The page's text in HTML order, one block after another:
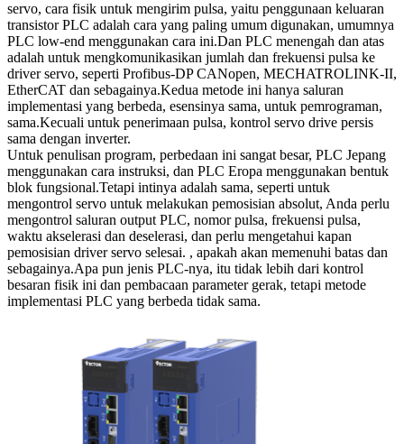
servo, cara fisik untuk mengirim pulsa, yaitu penggunaan keluaran
transistor PLC adalah cara yang paling umum digunakan, umumnya
PLC low-end menggunakan cara ini.Dan PLC menengah dan atas
adalah untuk mengkomunikasikan jumlah dan frekuensi pulsa ke
driver servo, seperti Profibus-DP CANopen, MECHATROLINK-II,
EtherCAT dan sebagainya.Kedua metode ini hanya saluran
implementasi yang berbeda, esensinya sama, untuk pemrograman,
sama.Kecuali untuk penerimaan pulsa, kontrol servo drive persis
sama dengan inverter.
Untuk penulisan program, perbedaan ini sangat besar, PLC Jepang
menggunakan cara instruksi, dan PLC Eropa menggunakan bentuk
blok fungsional.Tetapi intinya adalah sama, seperti untuk
mengontrol servo untuk melakukan pemosisian absolut, Anda perlu
mengontrol saluran output PLC, nomor pulsa, frekuensi pulsa,
waktu akselerasi dan deselerasi, dan perlu mengetahui kapan
pemosisian driver servo selesai. , apakah akan memenuhi batas dan
sebagainya.Apa pun jenis PLC-nya, itu tidak lebih dari kontrol
besaran fisik ini dan pembacaan parameter gerak, tetapi metode
implementasi PLC yang berbeda tidak sama.